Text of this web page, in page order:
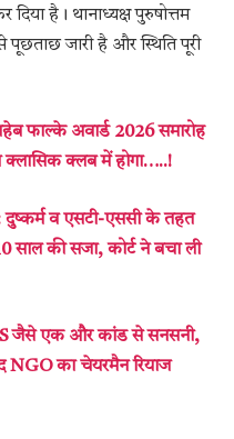
है। थानाध्यक्ष पुरुषोत्तम
जारी है और स्थिति पूरी
फाल्के अवार्ड 2026 समारोह
क्लब में होगा…..!
व एसटी-एससी के तहत
साल की सजा, कोर्ट ने बचा ली
जैसे एक और कांड से सनसनी,
NGO का चेयरमैन रियाज